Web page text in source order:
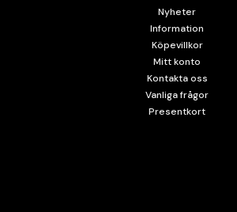
Nyheter
Information
Köpevillkor
Mitt konto
Kontakta oss
Vanliga frågor
Presentkort